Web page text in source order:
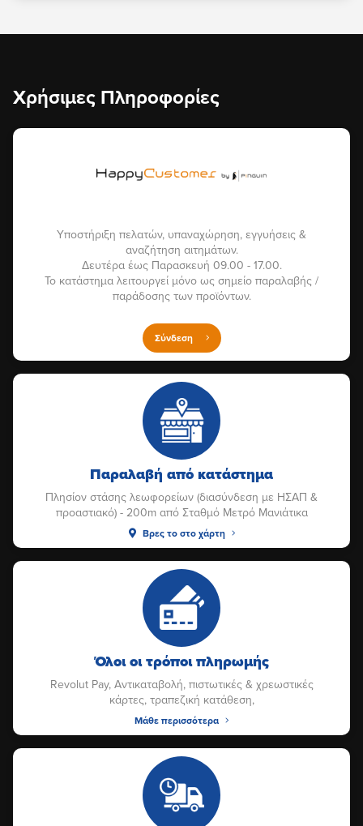
Χρήσιμες Πληροφορίες
Υποστήριξη πελατών, υπαναχώρηση, εγγυήσεις &
αναζήτηση αιτημάτων.
Δευτέρα έως Παρασκευή 09.00 - 17.00.
Το κατάστημα λειτουργεί μόνο ως σημείο παραλαβής /
παράδοσης των προϊόντων.
Σύνδεση
Παραλαβή από κατάστημα
Πλησίον στάσης λεωφορείων (διασύνδεση με ΗΣΑΠ &
προαστιακό) - 200m από Σταθμό Μετρό Μανιάτικα
Βρες το στο χάρτη
Όλοι οι τρόποι πληρωμής
Revolut Pay, Αντικαταβολή, πιστωτικές & χρεωστικές
κάρτες, τραπεζική κατάθεση,
Μάθε περισσότερα